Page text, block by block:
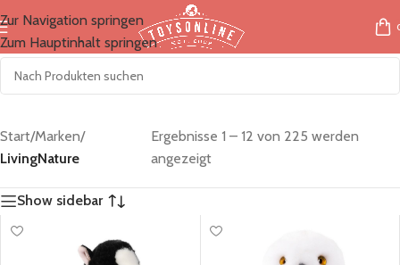
Zur Navigation springen
Zum Hauptinhalt springen
Start/Marken/
LivingNature
Ergebnisse 1 – 12 von 225 werden
angezeigt
Show sidebar